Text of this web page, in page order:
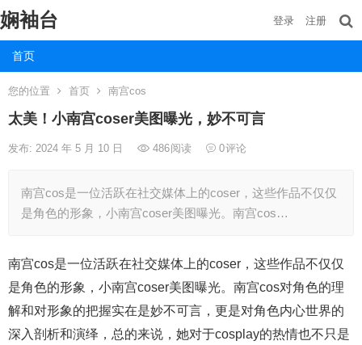
娴袖台
首页
登录 注册
您的位置 首页 南宫cos
太美！小南宫coser美图曝光，妙不可言
发布: 2024 年 5 月 10 日 486阅读 0评论
南宫cos是一位活跃在社交媒体上的coser，这些作品不仅仅
是角色的形象，小南宫coser美图曝光。南宫cos…
南宫cos是一位活跃在社交媒体上的coser，这些作品不仅仅
是角色的形象，小南宫coser美图曝光。南宫cos对角色的理
解和对形象的把握实在是妙不可言，更是对角色内心世界的
深入剖析和演绎，总的来说，她对于cosplay的热情也不只是